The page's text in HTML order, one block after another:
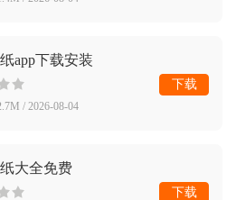
app下载安装
/ 2026-08-04
下载
大全免费
下载